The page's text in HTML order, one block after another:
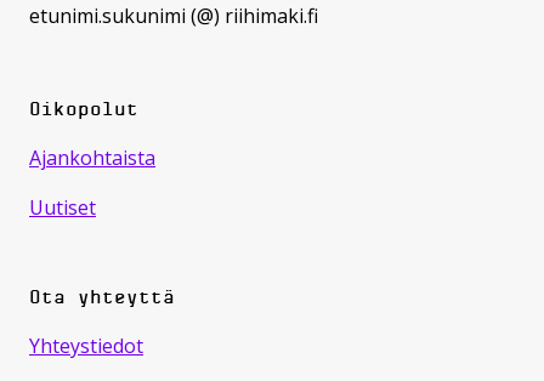
etunimi.sukunimi (@) riihimaki.fi
Oikopolut
Ajankohtaista
Uutiset
Ota yhteyttä
Yhteystiedot